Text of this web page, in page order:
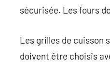
sécurisée. Les fours
Les grilles de cuisson
doivent être choisis